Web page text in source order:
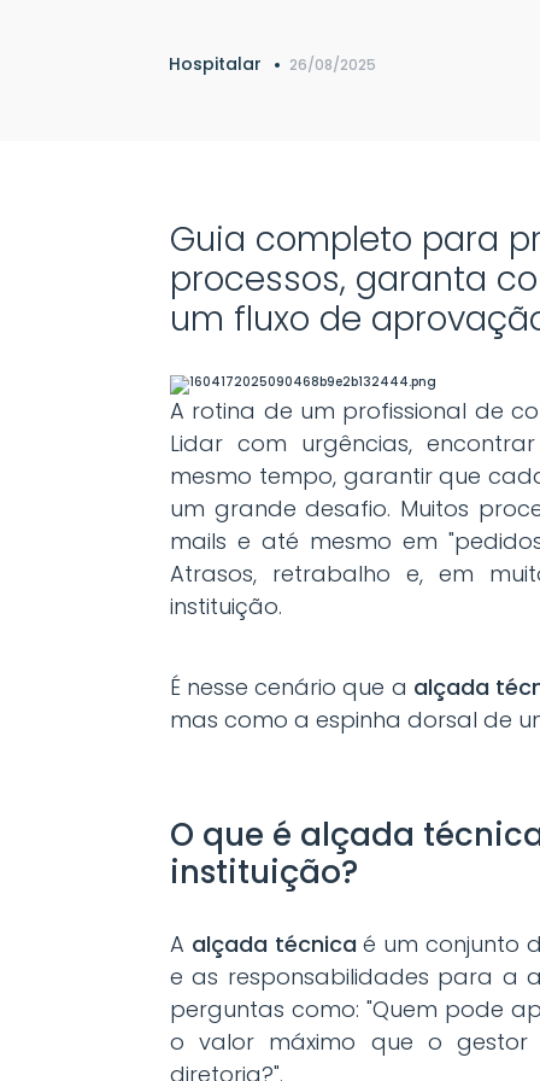
Hospitalar 26/08/2025
Guia completo para
processos, garanta
um fluxo de
A rotina de um profissional de
Lidar com urgências,
mesmo tempo, garantir que
um grande desafio. Muitos
mails e até mesmo em
Atrasos, retrabalho e, em
instituição.
É nesse cenário que a alçada
mas como a espinha dorsal de
O que é alçada
instituição?
A alçada técnica é um conjunto
e as responsabilidades para a
perguntas como: "Quem pode
o valor máximo que o
diretoria?".